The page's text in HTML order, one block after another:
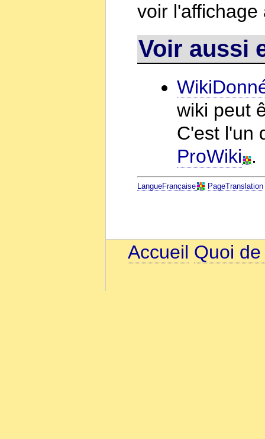
voir
Voir aussi
wiki peut
C'est l'un
ProWiki .
LangueFrançaise PageTranslation
Accueil Quoi